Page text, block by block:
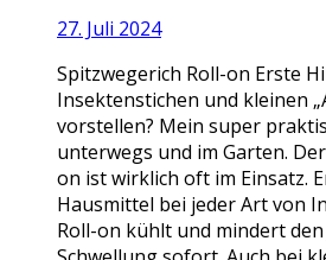
27. Juli 2024
Spitzwegerich Roll-on Erste
Insektenstichen und kleinen
vorstellen? Mein super
unterwegs und im Garten.
on ist wirklich oft im Einsatz.
Hausmittel bei jeder Art von
Roll-on kühlt und mindert den